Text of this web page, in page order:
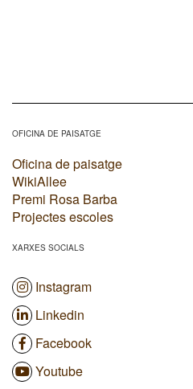
OFICINA DE PAISATGE
Oficina de paisatge
WikiAllee
Premi Rosa Barba
Projectes escoles
XARXES SOCIALS
Instagram
Linkedin
Facebook
Youtube